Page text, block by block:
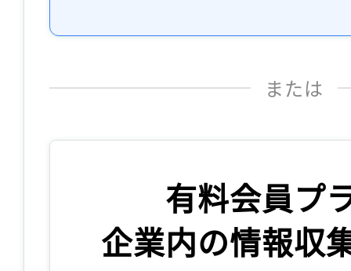
または
有料会員プ
企業内の情報収